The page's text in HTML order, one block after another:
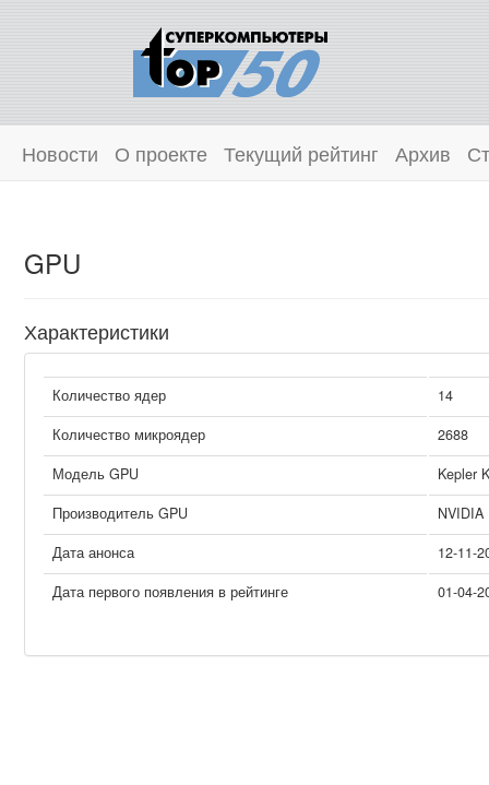
Новости О проекте Текущий рейтинг Архив
GPU
Характеристики
Количество ядер
14
Количество микроядер
2688
Модель GPU
Kepler
Производитель GPU
NVIDIA
Дата анонса
12-11-
Дата первого появления в рейтинге
01-04-